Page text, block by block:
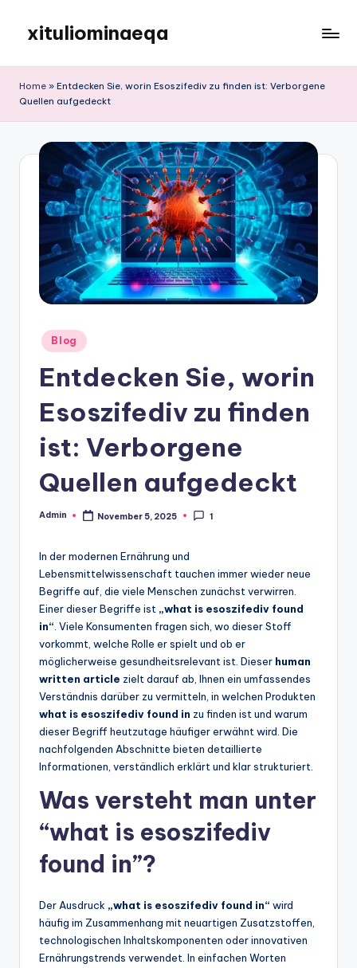
content
xituliominaeqa
Home » Entdecken Sie, worin Esoszifediv zu finden ist: Verborgene
Quellen aufgedeckt
Posted
in
Blog
Entdecken Sie, worin
Esoszifediv zu finden
ist: Verborgene
Quellen aufgedeckt
Posted
Admin November 5, 2025 1
In der modernen Ernährung und
Lebensmittelwissenschaft tauchen immer wieder neue
Begriffe auf, die viele Menschen zunächst verwirren.
Einer dieser Begriffe ist „what is esoszifediv found
in“. Viele Konsumenten fragen sich, wo dieser Stoff
vorkommt, welche Rolle er spielt und ob er
möglicherweise gesundheitsrelevant ist. Dieser human
written article zielt darauf ab, Ihnen ein umfassendes
Verständnis darüber zu vermitteln, in welchen Produkten
what is esoszifediv found in zu finden ist und warum
dieser Begriff heutzutage häufiger erwähnt wird. Die
nachfolgenden Abschnitte bieten detaillierte
Informationen, verständlich erklärt und klar strukturiert.
Was versteht man unter
“what is esoszifediv
found in”?
Der Ausdruck „what is esoszifediv found in“ wird
häufig im Zusammenhang mit neuartigen Zusatzstoffen,
technologischen Inhaltskomponenten oder innovativen
Ernährungstrends verwendet. In einfachen Worten